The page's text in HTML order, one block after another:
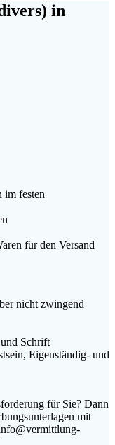
in
im festen
für den Versand
nicht zwingend
Schrift
Eigenständig- und
für Sie? Dann
mit